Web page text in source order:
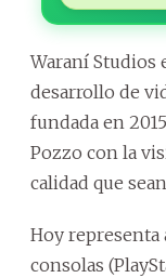
Waraní Studios
desarrollo de
fundada en
Pozzo con la
calidad que
Hoy representa
consolas